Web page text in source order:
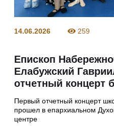
14.06.2026 259
Епископ
Елабужский
отчетный концерт
Первый отчетный концерт
прошел в епархиальном
центре